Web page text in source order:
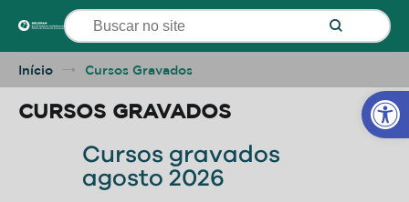
Barra de
ESUDPAM
Início Cursos Gravados
CURSOS GRAVADOS
Cursos gravados
agosto 2026